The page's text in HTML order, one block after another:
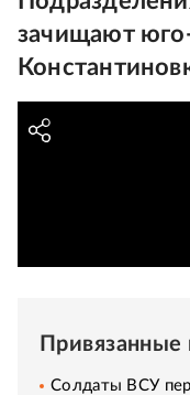
зачищают
Солдаты ВСУ